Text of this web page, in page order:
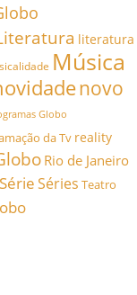
literatura
Música
novo
Globo
da Tv reality
Rio de Janeiro
SérieSéries Teatro